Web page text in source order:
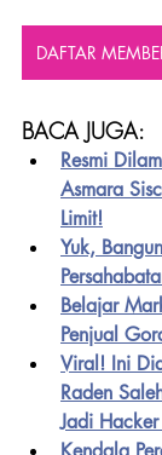
DAFTAR
BACA JUGA:
Resmi
Asmara
Limit!
Yuk,
Belajar
Penjual
Viral! Ini
Raden
Jadi